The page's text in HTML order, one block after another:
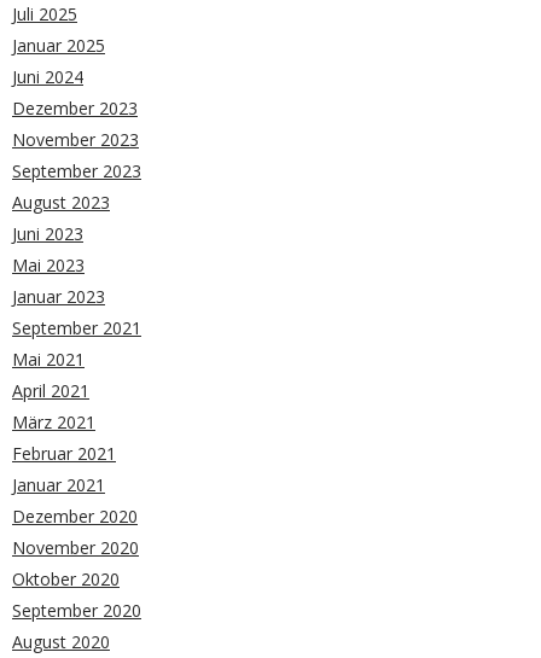
Juli 2025
Januar 2025
Juni 2024
Dezember 2023
November 2023
September 2023
August 2023
Juni 2023
Mai 2023
Januar 2023
September 2021
Mai 2021
April 2021
März 2021
Februar 2021
Januar 2021
Dezember 2020
November 2020
Oktober 2020
September 2020
August 2020